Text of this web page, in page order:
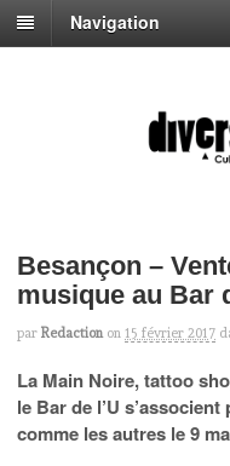
Navigation
Besançon –
musique au Bar
par Redaction on 15 février 2017
La Main Noire, tattoo
le Bar de l’U
comme les autres le 9